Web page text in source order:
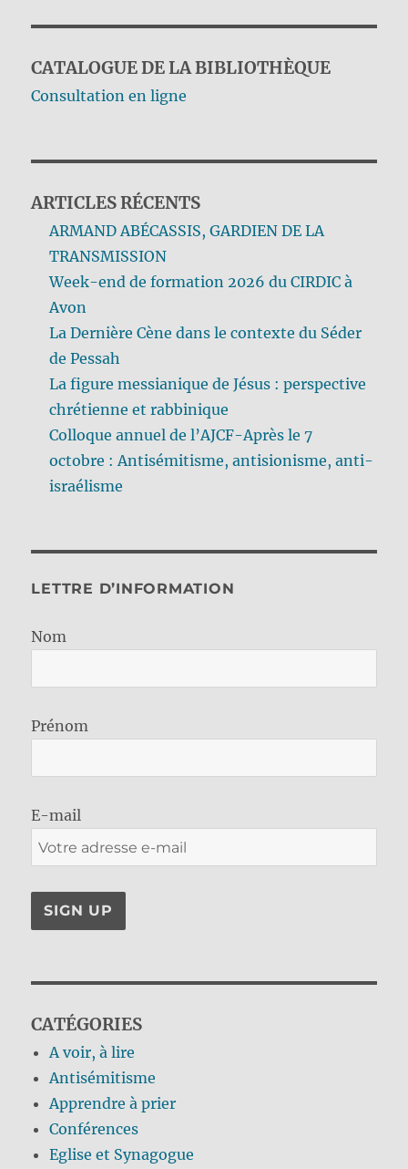
CATALOGUE DE LA BIBLIOTHÈQUE
Consultation en ligne
ARTICLES RÉCENTS
ARMAND ABÉCASSIS, GARDIEN DE LA
TRANSMISSION
Week-end de formation 2026 du CIRDIC à
Avon
La Dernière Cène dans le contexte du Séder
de Pessah
La figure messianique de Jésus : perspective
chrétienne et rabbinique
Colloque annuel de l’AJCF-Après le 7
octobre : Antisémitisme, antisionisme, anti-
israélisme
LETTRE D’INFORMATION
Nom
Prénom
E-mail
CATÉGORIES
A voir, à lire
Antisémitisme
Apprendre à prier
Conférences
Eglise et Synagogue